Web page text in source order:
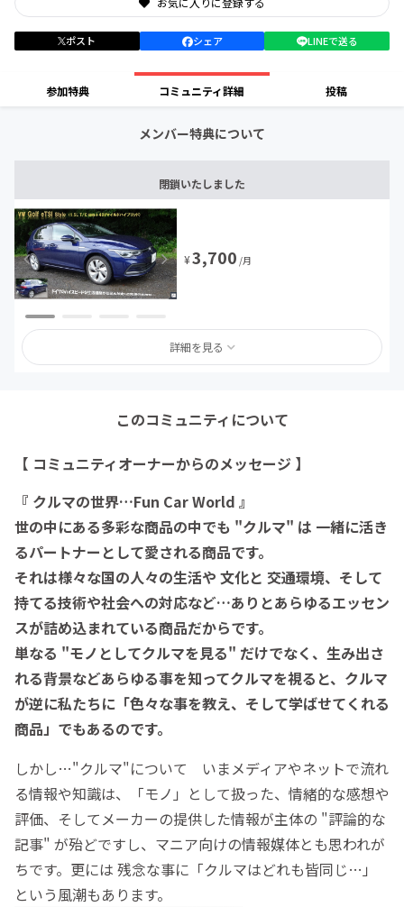
ポスト シェア LINEで送る
参加特典 コミュニティ詳細 投稿
メンバー特典について
閉鎖いたしました
¥3,700 /月
詳細を見る
このコミュニティについて
【 コミュニティオーナーからのメッセージ 】
『 クルマの世界…Fun Car World 』
世の中にある多彩な商品の中でも "クルマ" は 一緒に活き
るパートナーとして愛される商品です。
それは様々な国の人々の生活や 文化と 交通環境、そして
持てる技術や社会への対応など…ありとあらゆるエッセン
スが詰め込まれている商品だからです。
単なる "モノとしてクルマを見る" だけでなく、生み出さ
れる背景などあらゆる事を知ってクルマを視ると、クルマ
が逆に私たちに「色々な事を教え、そして学ばせてくれる
商品」でもあるのです。
しかし…"クルマ"について いまメディアやネットで流れ
る情報や知識は、「モノ」として扱った、情緒的な感想や
評価、そしてメーカーの提供した情報が主体の "評論的な
記事" が殆どですし、マニア向けの情報媒体とも思われが
ちです。更には 残念な事に「クルマはどれも皆同じ…」
という風潮もあります。